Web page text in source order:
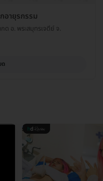
อายุรกรรม
ด อ. พระสมุทรเจดีย์ จ.
ด